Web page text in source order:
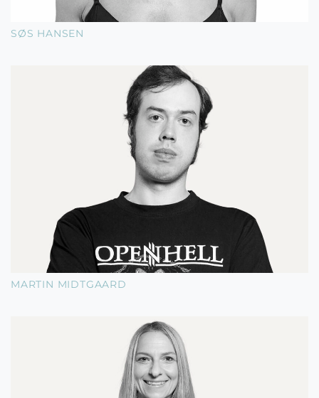
SØS HANSEN
MARTIN MIDTGAARD